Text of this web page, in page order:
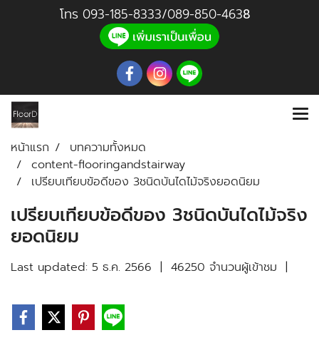
โทร 093-185-8333/089-850-4638
หน้าแรก
บทความทั้งหมด
content-flooringandstairway
เปรียบเทียบข้อดีของ 3ชนิดบันไดไม้จริงยอดนิยม
เปรียบเทียบข้อดีของ 3ชนิดบันไดไม้จริง
ยอดนิยม
Last updated: 5 ธ.ค. 2566 | 46250 จำนวนผู้เข้าชม |